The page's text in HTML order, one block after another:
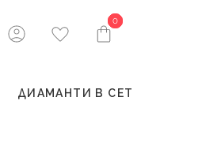
0
0
ДИАМАНТИ В СЕТ